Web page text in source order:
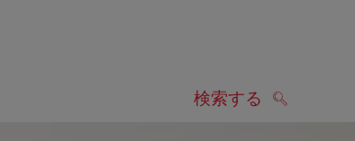
検索する